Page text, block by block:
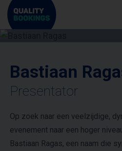
Bastiaan
Presentator
Op zoek naar een veelzijdige,
evenement naar een hoger
Bastiaan Ragas, een naam die